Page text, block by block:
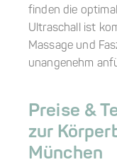
finden die
Ultraschall ist
Massage und
unangenehm
Preise &
zur
München